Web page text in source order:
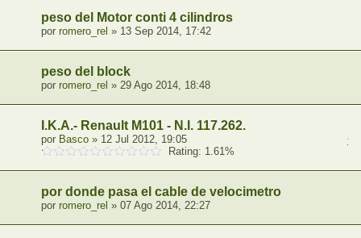
peso del Motor conti 4 cilindros
por romero_rel » 13 Sep 2014, 17:42
peso del block
por romero_rel » 29 Ago 2014, 18:48
I.K.A.- Renault M101 - N.I. 117.262.
1
por Basco » 12 Jul 2012, 19:05
Rating: 1.61%
por donde pasa el cable de velocimetro
por romero_rel » 07 Ago 2014, 22:27